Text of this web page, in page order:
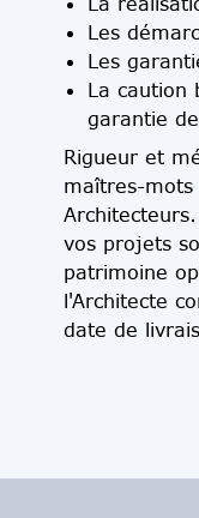
Les
Les
La caution
garantie
Rigueur et
maîtres-mots
vos projets
patrimoine
l'Architecte
date de